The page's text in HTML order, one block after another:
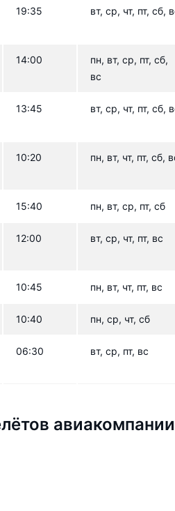
19:35 вт, ср, чт, пт, сб,
14:00
пн, вт, ср, пт, сб,
вс
13:45 вт, ср, чт, пт, сб,
10:20 пн, вт, чт, пт, сб,
15:40 пн, вт, ср, пт, сб
12:00 вт, ср, чт, пт, вс
10:45 пн, вт, чт, пт, вс
10:40 пн, ср, чт, сб
06:30 вт, ср, пт, вс
авиакомпании